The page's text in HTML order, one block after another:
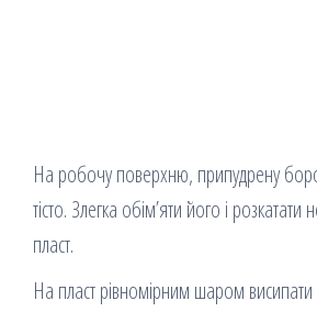
На робочу поверхню, припудрену
тісто. Злегка обім’яти його і розкатати
пласт.
На пласт рівномірним шаром висипати